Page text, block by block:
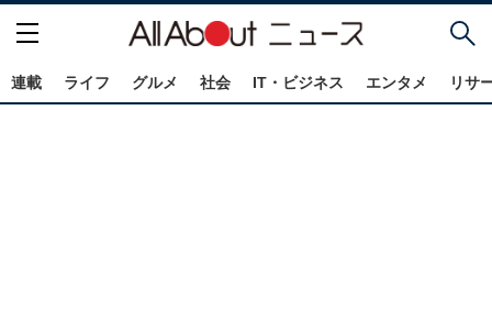
連載 ライフ グルメ 社会 IT・ビジネス エンタメ リサ